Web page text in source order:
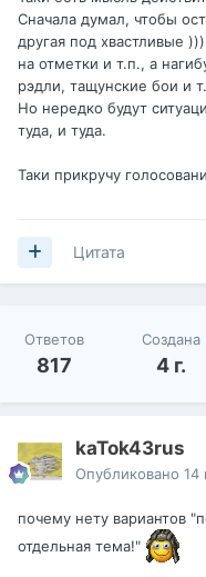
Сначала думал, чтобы
другая под хвастливые
на отметки и т.п., а
рэдли, тащунские бои и
Но нередко будут
туда, и туда.
Таки прикручу
Цитата
Ответов
817
Создана
4 г.
kaTok43rus
Опубликовано 14
почему нету вариантов
отдельная тема!"